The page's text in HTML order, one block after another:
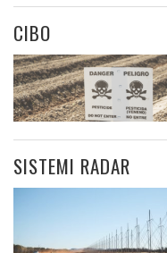
CIBO
SISTEMI RADAR